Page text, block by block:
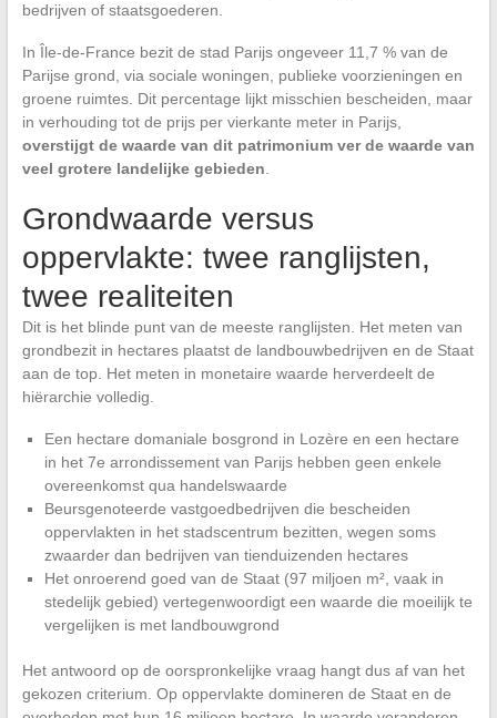
bedrijven of staatsgoederen.
In Île-de-France bezit de stad Parijs ongeveer 11,7 % van de
Parijse grond, via sociale woningen, publieke voorzieningen en
groene ruimtes. Dit percentage lijkt misschien bescheiden, maar
in verhouding tot de prijs per vierkante meter in Parijs,
overstijgt de waarde van dit patrimonium ver de waarde van
veel grotere landelijke gebieden.
Grondwaarde versus
oppervlakte: twee ranglijsten,
twee realiteiten
Dit is het blinde punt van de meeste ranglijsten. Het meten van
grondbezit in hectares plaatst de landbouwbedrijven en de Staat
aan de top. Het meten in monetaire waarde herverdeelt de
hiërarchie volledig.
Een hectare domaniale bosgrond in Lozère en een hectare
in het 7e arrondissement van Parijs hebben geen enkele
overeenkomst qua handelswaarde
Beursgenoteerde vastgoedbedrijven die bescheiden
oppervlakten in het stadscentrum bezitten, wegen soms
zwaarder dan bedrijven van tienduizenden hectares
Het onroerend goed van de Staat (97 miljoen m², vaak in
stedelijk gebied) vertegenwoordigt een waarde die moeilijk te
vergelijken is met landbouwgrond
Het antwoord op de oorspronkelijke vraag hangt dus af van het
gekozen criterium. Op oppervlakte domineren de Staat en de